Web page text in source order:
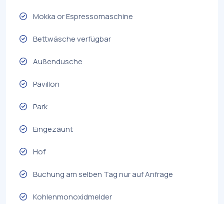
Mokka or Espressomaschine
Bettwäsche verfügbar
Außendusche
Pavillon
Park
Eingezäunt
Hof
Buchung am selben Tag nur auf Anfrage
Kohlenmonoxidmelder